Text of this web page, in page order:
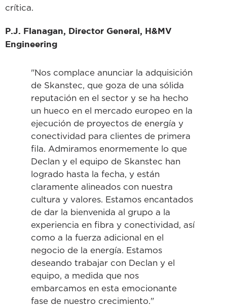
crítica.
P.J. Flanagan, Director General, H&MV
Engineering
"Nos complace anunciar la adquisición
de Skanstec, que goza de una sólida
reputación en el sector y se ha hecho
un hueco en el mercado europeo en la
ejecución de proyectos de energía y
conectividad para clientes de primera
fila. Admiramos enormemente lo que
Declan y el equipo de Skanstec han
logrado hasta la fecha, y están
claramente alineados con nuestra
cultura y valores. Estamos encantados
de dar la bienvenida al grupo a la
experiencia en fibra y conectividad, así
como a la fuerza adicional en el
negocio de la energía. Estamos
deseando trabajar con Declan y el
equipo, a medida que nos
embarcamos en esta emocionante
fase de nuestro crecimiento."